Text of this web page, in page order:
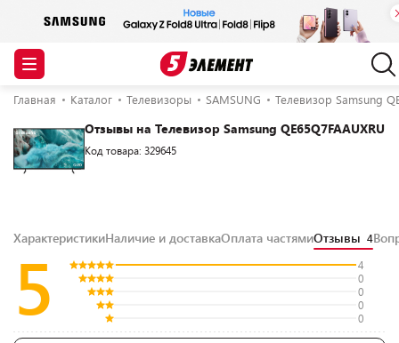
Главная Каталог Телевизоры SAMSUNG Телевизор Samsung
Отзывы на Телевизор Samsung QE65Q7FAAUXRU
Код товара: 329645
ХарактеристикиНаличие и доставкаОплата частямиОтзывы 4
5
4
0
0
0
0